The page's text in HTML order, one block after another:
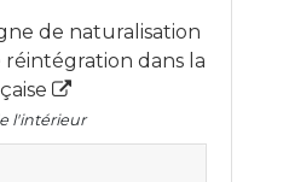
de naturalisation
réintégration dans la
l'intérieur